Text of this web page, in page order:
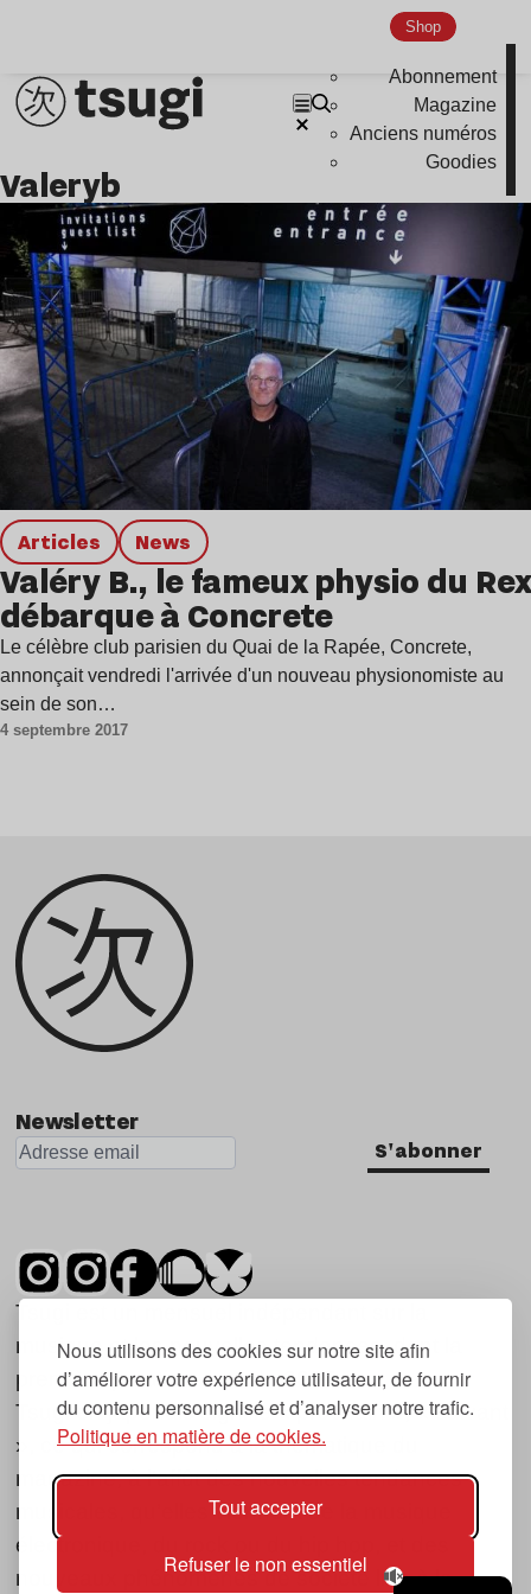
Nous utilisons des cookies sur notre site afin
d’améliorer votre expérience utilisateur, de fournir
du contenu personnalisé et d’analyser notre trafic.
Politique en matière de cookies.
Tout accepter
Refuser le non essentiel
Shop
Abonnement
Magazine
Anciens numéros
Goodies
Indie
valeryb
Articles news
Valéry B., le fameux physio du Rex
débarque à Concrete
Le célèbre club parisien du Quai de la Rapée, Concrete,
annonçait vendredi l'arrivée d'un nouveau physionomiste au
sein de son…
4 septembre 2017
Newsletter
S'abonner
Tsugi est un mensuel indépendant sur la
musique et les nouvelles tendances, dont la
première parution date de 2007.
Tsugi en japonais signifie « prochain », « suivant
», ce qui correspond à la thématique du
magazine, à l’affût des nouvelles tendances
musicales, qu’elles viennent de la musique
électronique, du rock ou du hip hop, et des
nouveaux phénomènes de société liés à la